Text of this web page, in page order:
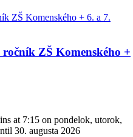
ZŠ Komenského +
at 7:15 on pondelok, utorok,
30. augusta 2026